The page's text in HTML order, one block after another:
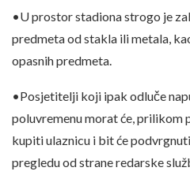
•U prostor stadiona strogo je
predmeta od stakla ili metala,
opasnih predmeta.
•Posjetitelji koji ipak odluče
poluvremenu morat će, prilikom
kupiti ulaznicu i bit će
pregledu od strane redarske